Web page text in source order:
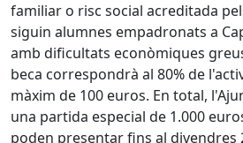
familiar o risc social acreditada
siguin alumnes empadronats a
amb dificultats econòmiques
beca correspondrà al 80% de
màxim de 100 euros. En total,
una partida especial de 1.000
poden presentar fins al divendres